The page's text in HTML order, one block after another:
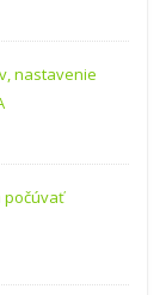
nastavenie
počúvať